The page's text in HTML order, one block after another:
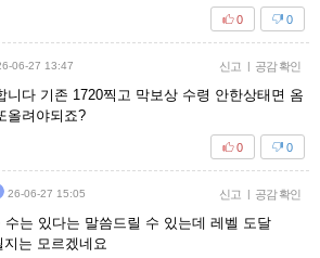
0
0
06-27 13:47 신고 | 공감 확인
니다 기존 1720찍고 막보상 수령 안한상태면 옴
올려야되죠?
0
0
26-06-27 15:05 신고 | 공감 확인
수는 있다는 말씀드릴 수 있는데 레벨 도달
는 모르겠네요